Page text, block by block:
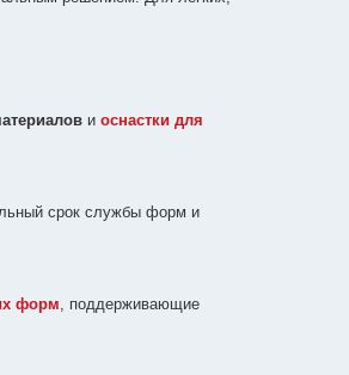
и оснастки для
срок службы форм и
форм , поддерживающие